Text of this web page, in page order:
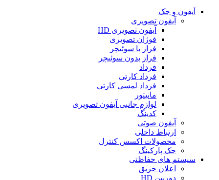
آیفون و جک
آیفون تصویری
آیفون تصویری HD
فوژان تصویری
فراز با سوئیچر
فراز بدون سوئیچر
فرداد
فرداد کارتی
فرداد لمسی کارتی
مانیتور
لوازم جانبی آیفون تصویری
کدینگ
آیفون صوتی
ارتباط داخلی
محصولات اکسس کنترل
جک پارکینگ
سیستم های حفاظتی
اعلان حریق
دوربین HD